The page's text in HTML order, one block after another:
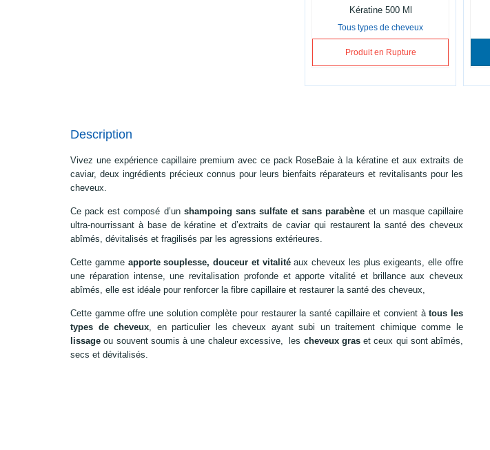
Kératine 500 Ml
Tous types de cheveux
Produit en Rupture
Description
Vivez une expérience capillaire premium avec ce pack RoseBaie à la kératine et aux extraits de
caviar, deux ingrédients précieux connus pour leurs bienfaits réparateurs et revitalisants pour les
cheveux.
Ce pack est composé d’un shampoing sans sulfate et sans parabène et un masque capillaire
ultra-nourrissant à base de kératine et d’extraits de caviar qui restaurent la santé des cheveux
abîmés, dévitalisés et fragilisés par les agressions extérieures.
Cette gamme apporte souplesse, douceur et vitalitéaux cheveux les plus exigeants, elle offre
une réparation intense, une revitalisation profonde et apporte vitalité et brillance aux cheveux
abîmés, elle est idéale pour renforcer la fibre capillaire et restaurer la santé des cheveux,
Cette gamme offre une solution complète pour restaurer la santé capillaire et convient àtous les
types de cheveux , en particulier les cheveux ayant subi un traitement chimique comme le
lissage ou souvent soumis à une chaleur excessive, les cheveux graset ceux qui sont abîmés,
secs et dévitalisés.